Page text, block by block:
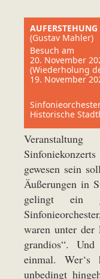
AUFERSTEHUNG
(Gustav Mahler)
Besuch am
20. November
(Wiederholung
19. November
Historische
gewesen sein
Äußerungen in
gelingt ein
waren unter
grandios“.
einmal.
unbedingt